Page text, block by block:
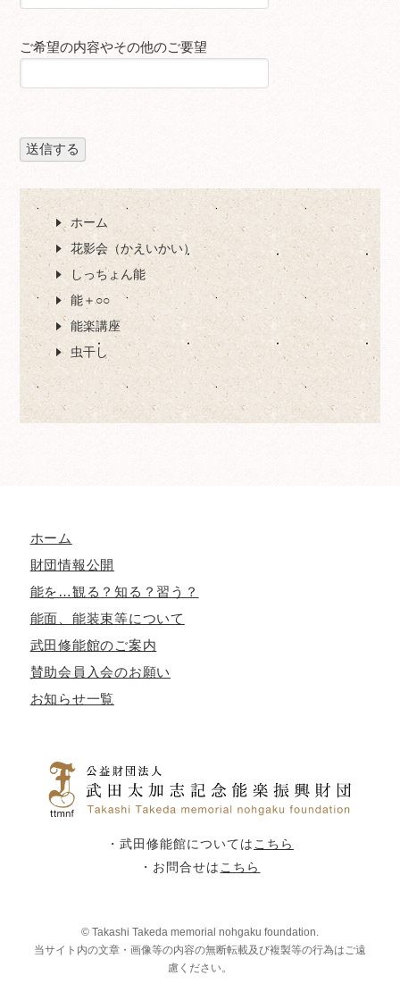
ご希望の内容やその他のご要望
ホーム
花影会（かえいかい）
しっちょん能
能＋○○
能楽講座
虫干し
ホーム
財団情報公開
能を…観る？知る？習う？
能面、能装束等について
武田修能館のご案内
賛助会員入会のお願い
お知らせ一覧
・武田修能館についてはこちら
・お問合せはこちら
© Takashi Takeda memorial nohgaku foundation.
当サイト内の文章・画像等の内容の無断転載及び複製等の行為はご遠
慮ください。